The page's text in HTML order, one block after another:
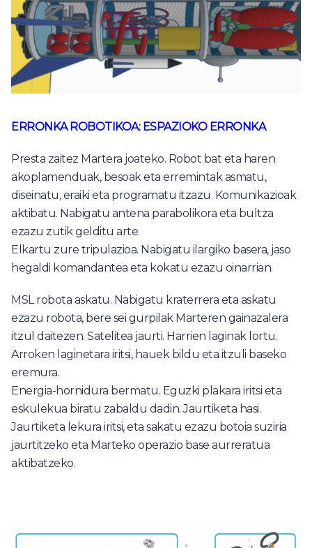
ERRONKA ROBOTIKOA: ESPAZIOKO ERRONKA
Presta zaitez Martera joateko. Robot bat eta haren
akoplamenduak, besoak eta erremintak asmatu,
diseinatu, eraiki eta programatu itzazu. Komunikazioak
aktibatu. Nabigatu antena parabolikora eta bultza
ezazu zutik gelditu arte.
Elkartu zure tripulazioa. Nabigatu ilargiko basera, jaso
hegaldi komandantea eta kokatu ezazu oinarrian.
MSL robota askatu. Nabigatu kraterrera eta askatu
ezazu robota, bere sei gurpilak Marteren gainazalera
itzul daitezen. Satelitea jaurti. Harrien laginak lortu.
Arroken laginetara iritsi, hauek bildu eta itzuli baseko
eremura.
Energia-hornidura bermatu. Eguzki plakara iritsi eta
eskulekua biratu zabaldu dadin. Jaurtiketa hasi.
Jaurtiketa lekura iritsi, eta sakatu ezazu botoia suziria
jaurtitzeko eta Marteko operazio base aurreratua
aktibatzeko.